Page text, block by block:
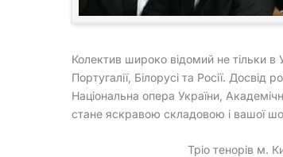
Колектив широко відомий не тільки в
Португалії, Білорусі та Росії. Досвід
Національна опера України,
стане яскравою складовою і вашої
Тріо тенорів м.